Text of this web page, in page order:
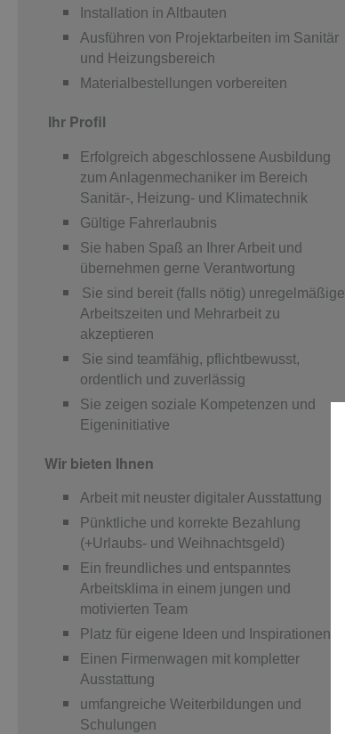
Installation in Altbauten
Ausführen von Projektarbeiten im Sanitär
und Heizungsbereich
Materialbestellungen vorbereiten
Ihr Profil
Erfolgreich abgeschlossene Ausbildung
zum Anlagenmechaniker im Bereich
Sanitär-, Heizung- und Klimatechnik
Gültige Fahrerlaubnis
Sie haben Spaß an Ihrer Arbeit und
übernehmen gerne Verantwortung
Sie sind bereit (falls nötig) unregelmäßige
Arbeitszeiten und Mehrarbeit zu
akzeptieren
Sie sind teamfähig, pflichtbewusst,
ordentlich und zuverlässig
Sie zeigen soziale Kompetenzen und
Eigeninitiative
Wir bieten Ihnen
Arbeit mit neuster digitaler Ausstattung
Pünktliche und korrekte Bezahlung
(+Urlaubs- und Weihnachtsgeld)
Ein freundliches und entspanntes
Arbeitsklima in einem jungen und
motivierten Team
Platz für eigene Ideen und Inspirationen
Einen Firmenwagen mit kompletter
Ausstattung
umfangreiche Weiterbildungen und
Schulungen